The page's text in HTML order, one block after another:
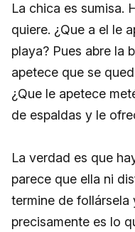
La chica es sumisa.
quiere. ¿Que a el le
playa? Pues abre la
apetece que se
¿Que le apetece
de espaldas y le
La verdad es que
parece que ella ni
termine de follársela
precisamente es lo